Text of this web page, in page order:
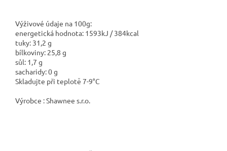
Výživové údaje na 100g:
energetická hodnota: 1593kJ / 384kcal
tuky: 31,2 g
bílkoviny: 25,8 g
sůl: 1,7 g
sacharidy: 0 g
Skladujte při teplotě 7-9°C
Výrobce : Shawnee s.r.o.